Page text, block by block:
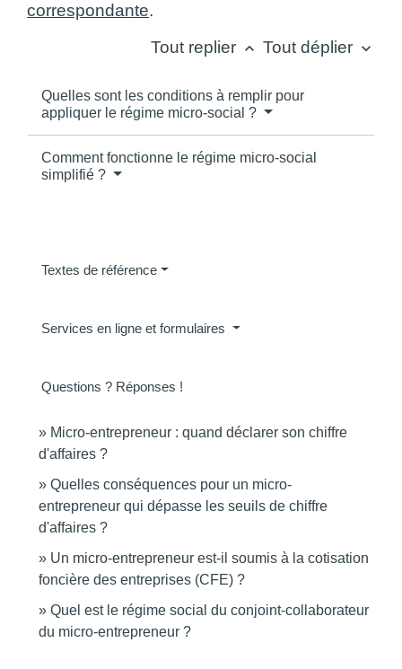
correspondante.
Tout replier keyboard_arrow_up Tout déplier keyboard_arrow_down
Quelles sont les conditions à remplir pour
appliquer le régime micro-social ?
Comment fonctionne le régime micro-social
simplifié ?
Textes de référence
Services en ligne et formulaires
Questions ? Réponses !
Micro-entrepreneur : quand déclarer son chiffre
d'affaires ?
Quelles conséquences pour un micro-
entrepreneur qui dépasse les seuils de chiffre
d'affaires ?
Un micro-entrepreneur est-il soumis à la cotisation
foncière des entreprises (CFE) ?
Quel est le régime social du conjoint-collaborateur
du micro-entrepreneur ?